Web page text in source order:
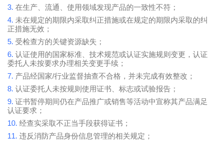
3. 在生产、流通、使用领域发现产品的一致性不符；
4. 未在规定的期限内采取纠正措施或在规定的期限内采取的纠
正措施无效；
5. 受检查方的关键资源缺失；
6. 认证使用的国家标准、技术规范或认证实施规则变更，认证
委托人未按要求办理相关变更手续；
7. 产品经国家/行业监督抽查不合格，并未完成有效整改；
8. 认证委托人未按规则使用证书、标志或试验报告；
9. 证书暂停期间仍在产品推广或销售等活动中宣称其产品满足
认证要求；
10. 经查实采取不正当手段获得证书；
11. 违反消防产品身份信息管理的相关规定；